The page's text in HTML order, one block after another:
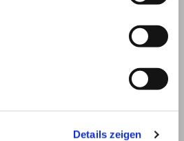
Details zeigen